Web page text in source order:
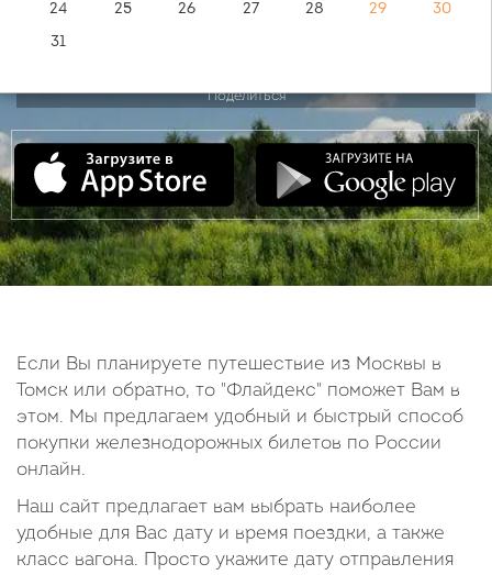
Поделиться
Если Вы планируете путешествие из Москвы в
Томск или обратно, то "Флайдекс" поможет Вам в
этом. Мы предлагаем удобный и быстрый способ
покупки железнодорожных билетов по России
онлайн.
Наш сайт предлагает вам выбрать наиболее
удобные для Вас дату и время поездки, а также
класс вагона. Просто укажите дату отправления
24
25 26 27 28 29
30
31
Сентябрь
Пн Вт Ср Пт Сб
Вс
1
2 3 4 5
6
7
8 9 10 11 12
13
14
15 16 17 18 19
20
Октябрь 2026
5
6 7 8 9 10
11